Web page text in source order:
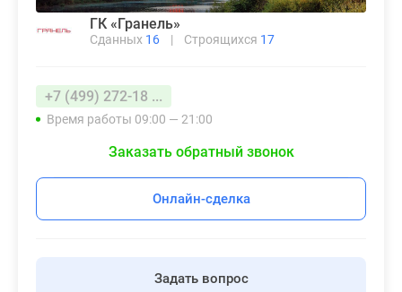
ГК «Гранель»
Сданных 16 | Строящихся 17
+7 (499) 272-18 ...
Время работы 09:00 — 21:00
Заказать обратный звонок
Онлайн-сделка
Задать вопрос